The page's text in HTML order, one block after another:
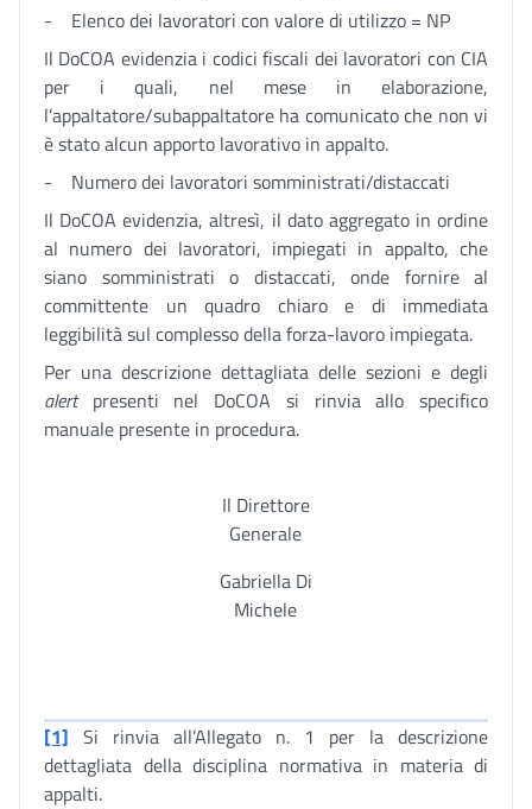
- Elenco dei lavoratori con valore di utilizzo = NP
Il DoCOA evidenzia i codici fiscali dei lavoratori con CIA
per i quali, nel mese in elaborazione,
l’appaltatore/subappaltatore ha comunicato che non vi
è stato alcun apporto lavorativo in appalto.
- Numero dei lavoratori somministrati/distaccati
Il DoCOA evidenzia, altresì, il dato aggregato in ordine
al numero dei lavoratori, impiegati in appalto, che
siano somministrati o distaccati, onde fornire al
committente un quadro chiaro e di immediata
leggibilità sul complesso della forza-lavoro impiegata.
Per una descrizione dettagliata delle sezioni e degli
alertpresenti nel DoCOA si rinvia allo specifico
manuale presente in procedura.
Il Direttore
Generale
Gabriella Di
Michele
[1] Si rinvia all’Allegato n. 1 per la descrizione
dettagliata della disciplina normativa in materia di
appalti.